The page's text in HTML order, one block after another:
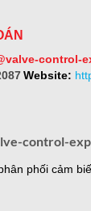
control-
Website:
control-
phối cảm